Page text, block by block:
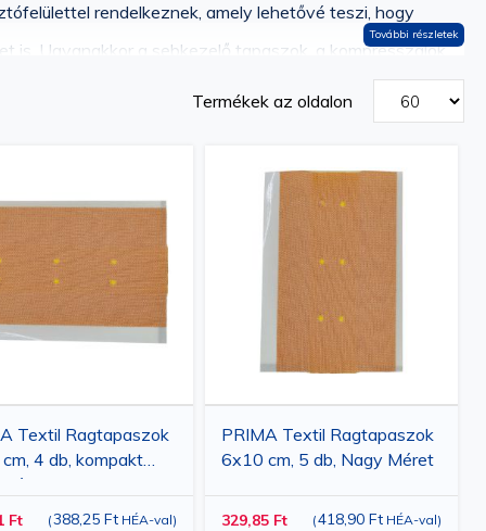
rendelkeznek, amely lehetővé teszi, hogy
is. Ugyanakkor a sebkezelő tapaszok, a kompresszálók
vagy vízzel szemben. Ebből a szempontból a Vetro
a nyitott seb és a külső környezet között – a tapaszok
gyakran használják hasonlóan a
ortopédiai vagy sebészeti beavatkozások után
a sérülések gyorsabb gyógyulásához és a
További részletek
Termékek az oldalon
Textil Ragtapaszok
4 db, kompakt
Ft (388,25 Ft HÉA-val)
PRIMA Textil Ragtapaszok
6x10 cm, 5 db, Nagy Méret
329,85 Ft (418,90 Ft HÉA-val)